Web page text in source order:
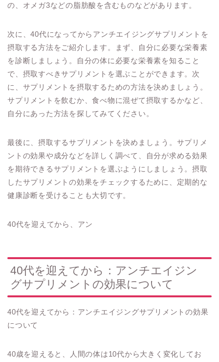
の、オメガ3などの脂肪酸を含むものなどがあります。
次に、40代になってからアンチエイジングサプリメントを
摂取する方法をご紹介します。まず、自分に必要な栄養素
を診断しましょう。自分の体に必要な栄養素を知ること
で、摂取すべきサプリメントを選ぶことができます。次
に、サプリメントを摂取するための方法を決めましょう。
サプリメントを飲むか、食べ物に混ぜて摂取するかなど、
自分にあった方法を探してみてください。
最後に、摂取するサプリメントを決めましょう。サプリメ
ントの効果や成分などを詳しく調べて、自分が求める効果
を期待できるサプリメントを選ぶようにしましょう。摂取
したサプリメントの効果をチェックするために、定期的な
健康診断を受けることも大切です。
40代を迎えてから、アン
40代を迎えてから：アンチエイジン
グサプリメントの効果について
40代を迎えてから：アンチエイジングサプリメントの効果
について
40歳を迎えると、人間の体は10代から大きく変化してお